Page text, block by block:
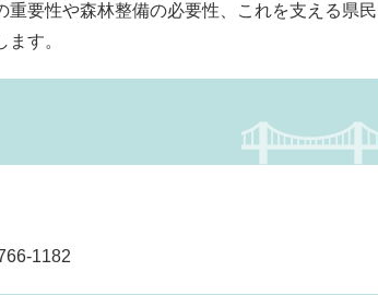
要性や森林整備の必要性、これを支える県民
す。
1182​